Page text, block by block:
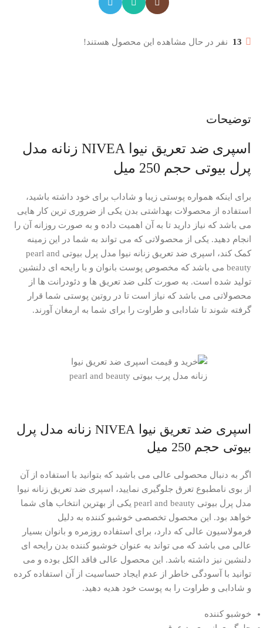
13 نفر در حال مشاهده این محصول هستند!
توضیحات
اسپری ضد تعریق نیوا NIVEA زنانه مدل
پرل بیوتی حجم 250 میل
برای اینکه همواره پوستی زیبا و شاداب برای خود داشته باشید،
استفاده از محصولات بهداشتی بدن یکی از ضروری ترین کار هایی
می باشد که نیاز دارید تا به آن اهمیت داده و به صورت روزانه آن را
انجام دهید. یکی از محصولاتی که می تواند به شما در این زمینه
کمک کند، اسپری ضد تعریق زنانه نیوا مدل پرل بیوتی pearl and
beauty می باشد که مخصوص پوست بانوان و با رایحه ای دلنشین
تولید شده است. به صورت کلی ضد تعریق ها و دئودرانت ها از
محصولاتی می باشد که نیاز است تا در روتین پوستی شما قرار
گرفته شوند تا شادابی و طراوت را برای شما به ارمغان آورند.
اسپری ضد تعریق نیوا NIVEA زنانه مدل پرل
بیوتی حجم 250 میل
اگر به دنبال محصولی عالی می باشید که بتوانید با استفاده از آن
از بوی نامطبوع تعرق جلوگیری نمایید، اسپری ضد تعریق زنانه نیوا
مدل پرل بیوتی pearl and beauty یکی از بهترین انتخاب های شما
خواهد بود. این محصول تخصصی خوشبو کننده به دلیل
فرمولاسیون عالی که دارد، برای استفاده روزمره و بانوان بسیار
عالی می باشد که می تواند به عنوان خوشبو کننده بدن رایحه ای
دلنشین نیز داشته باشد. این محصول عالی فاقد الکل بوده و می
توانید با آسودگی خاطر از عدم ایجاد حساسیت از آن استفاده کرده
و شادابی و طراوت را به پوست خود هدیه دهید.
خوشبو کننده